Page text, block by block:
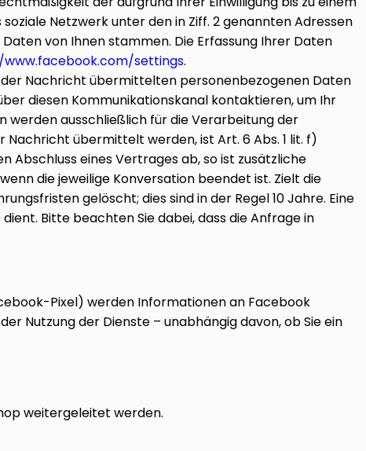
Netzwerk unter den in Ziff. 2 genannten Adressen
von Ihnen stammen. Die Erfassung Ihrer Daten
settings.
der Nachricht übermittelten personenbezogenen Daten
diesen Kommunikationskanal kontaktieren, um Ihr
werden ausschließlich für die Verarbeitung der
übermittelt werden, ist Art. 6 Abs. 1 lit. f)
Abschluss eines Vertrages ab, so ist zusätzliche
die jeweilige Konversation beendet ist. Zielt die
gelöscht; dies sind in der Regel 10 Jahre. Eine
Bitte beachten Sie dabei, dass die Anfrage in
Pixel) werden Informationen an Facebook
Nutzung der Dienste – unabhängig davon, ob Sie ein
weitergeleitet werden.